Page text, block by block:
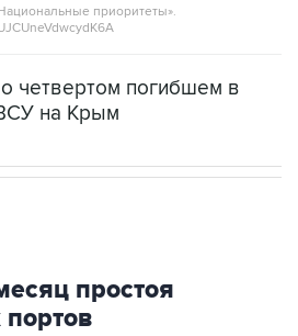
приоритеты».
четвертом погибшем в
на Крым
простоя